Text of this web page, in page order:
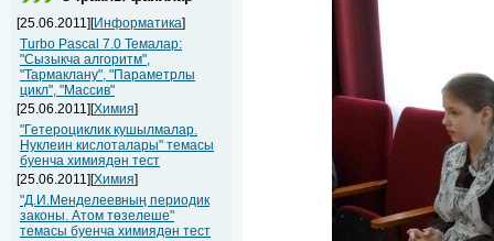
[25.06.2011][Информатика]
Turbo Pascal 7.0 Темалар:
"Сызыкча алгоритм",
"Тармаклану", "Параметрлы
цикл", "Массив"
[25.06.2011][Химия]
"Гетероциклик кушылмалар.
Нуклеин кислоталары" темасы
буенча химиядән тест
[25.06.2011][Химия]
"Д.И.Менделеевның периодик
законы. Атом төзелеше"
темасы буенча химиядән тест